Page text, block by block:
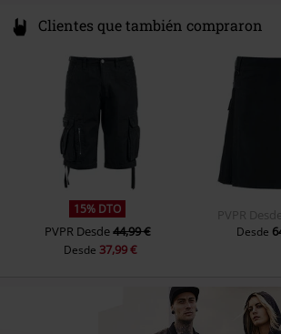
Clientes que también compraron
15% DTO
PVPR Desde44,99 €
Desde 37,99 €
PVPR Desde
Desde